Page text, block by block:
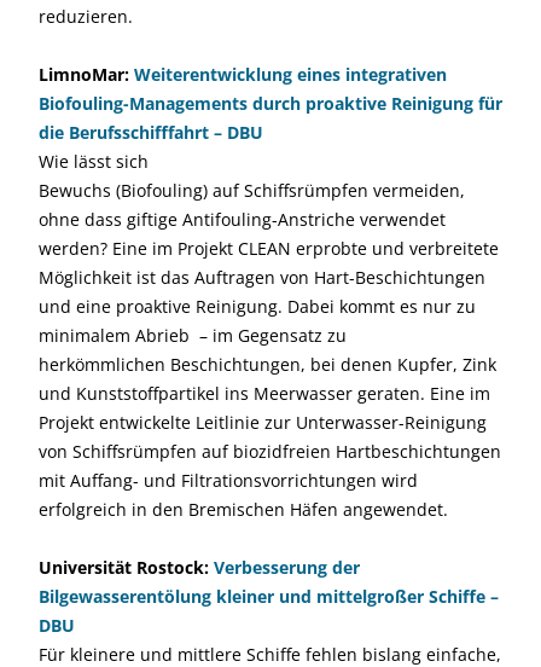
reduzieren.
LimnoMar: Weiterentwicklung eines integrativen
Biofouling-Managements durch proaktive Reinigung für
die Berufsschifffahrt – DBU
Wie lässt sich
Bewuchs (Biofouling) auf Schiffsrümpfen vermeiden,
ohne dass giftige Antifouling-Anstriche verwendet
werden? Eine im Projekt CLEAN erprobte und verbreitete
Möglichkeit ist das Auftragen von Hart-Beschichtungen
und eine proaktive Reinigung. Dabei kommt es nur zu
minimalem Abrieb – im Gegensatz zu
herkömmlichen Beschichtungen, bei denen Kupfer, Zink
und Kunststoffpartikel ins Meerwasser geraten. Eine im
Projekt entwickelte Leitlinie zur Unterwasser-Reinigung
von Schiffsrümpfen auf biozidfreien Hartbeschichtungen
mit Auffang- und Filtrationsvorrichtungen wird
erfolgreich in den Bremischen Häfen angewendet.
Universität Rostock: Verbesserung der
Bilgewasserentölung kleiner und mittelgroßer Schiffe –
DBU
Für kleinere und mittlere Schiffe fehlen bislang einfache,